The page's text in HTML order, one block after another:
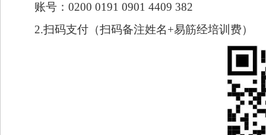
账号： 0200 0191 0901 4409 382
2.扫码支付（扫码备注姓名+易筋经培训费）